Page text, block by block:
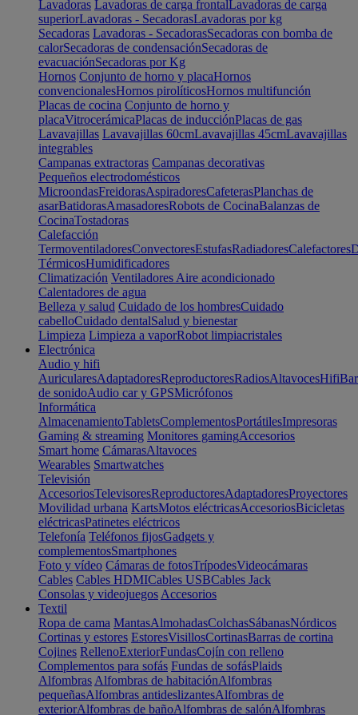
Lavadoras Lavadoras de carga frontalLavadoras de carga
superiorLavadoras - SecadorasLavadoras por kg
Secadoras Lavadoras - SecadorasSecadoras con bomba de
calorSecadoras de condensaciónSecadoras de
evacuaciónSecadoras por Kg
Hornos Conjunto de horno y placaHornos
convencionalesHornos pirolíticosHornos multifunción
Placas de cocina Conjunto de horno y
placaVitrocerámicaPlacas de inducciónPlacas de gas
Lavavajillas Lavavajillas 60cmLavavajillas 45cmLavavajillas
integrables
Campanas extractoras Campanas decorativas
Pequeños electrodomésticos
MicroondasFreidorasAspiradoresCafeterasPlanchas de
asarBatidorasAmasadoresRobots de CocinaBalanzas de
CocinaTostadoras
Calefacción
TermoventiladoresConvectoresEstufasRadiadoresCalefactores
TérmicosHumidificadores
Climatización Ventiladores Aire acondicionado
Calentadores de agua
Belleza y salud Cuidado de los hombresCuidado
cabelloCuidado dentalSalud y bienestar
Limpieza Limpieza a vaporRobot limpiacristales
Electrónica
Audio y hifi
AuricularesAdaptadoresReproductoresRadiosAltavocesHifi
de sonidoAudio car y GPSMicrófonos
Informática
AlmacenamientoTabletsComplementosPortátilesImpresoras
Gaming & streaming Monitores gamingAccesorios
Smart home CámarasAltavoces
Wearables Smartwatches
Televisión
AccesoriosTelevisoresReproductoresAdaptadoresProyectores
Movilidad urbana KartsMotos eléctricasAccesoriosBicicletas
eléctricasPatinetes eléctricos
Telefonía Teléfonos fijosGadgets y
complementosSmartphones
Foto y vídeo Cámaras de fotosTrípodesVideocámaras
Cables Cables HDMICables USBCables Jack
Consolas y videojuegos Accesorios
Textil
Ropa de cama MantasAlmohadasColchasSábanasNórdicos
Cortinas y estores EstoresVisillosCortinasBarras de cortina
Cojines RellenoExteriorFundasCojín con relleno
Complementos para sofás Fundas de sofásPlaids
Alfombras Alfombras de habitaciónAlfombras
pequeñasAlfombras antideslizantesAlfombras de
exteriorAlfombras de bañoAlfombras de salónAlfombras